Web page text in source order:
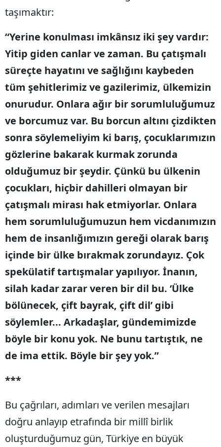
taşımaktır:
“Yerine konulması imkânsız iki şey vardır:
Yitip giden canlar ve zaman. Bu çatışmalı
süreçte hayatını ve sağlığını kaybeden
tüm şehitlerimiz ve gazilerimiz, ülkemizin
onurudur. Onlara ağır bir sorumluluğumuz
ve borcumuz var. Bu borcun altını çizdikten
sonra söylemeliyim ki barış, çocuklarımızın
gözlerine bakarak kurmak zorunda
olduğumuz bir şeydir. Çünkü bu ülkenin
çocukları, hiçbir dahilleri olmayan bir
çatışmalı mirası hak etmiyorlar. Onlara
hem sorumluluğumuzun hem vicdanımızın
hem de insanlığımızın gereği olarak barış
içinde bir ülke bırakmak zorundayız. Çok
spekülatif tartışmalar yapılıyor. İnanın,
silah kadar zarar veren bir dil bu. ‘Ülke
bölünecek, çift bayrak, çift dil’ gibi
söylemler... Arkadaşlar, gündemimizde
böyle bir konu yok. Ne bunu tartıştık, ne
de ima ettik. Böyle bir şey yok.”
***
Bu çağrıları, adımları ve verilen mesajları
doğru anlayıp etrafında bir millî birlik
oluşturduğumuz gün, Türkiye en büyük